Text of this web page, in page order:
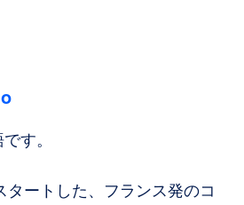
す。
ートした、フランス発のコ